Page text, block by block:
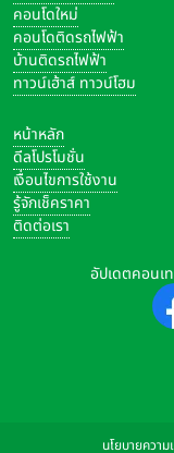
คอนโดใหม่
คอนโดติดรถไฟฟ้า
บ้านติดรถไฟฟ้า
ทาวน์เฮ้าส์ ทาวน์โฮม
หน้าหลัก
ดีลโปรโมชั่น
เงื่อนไขการใช้งาน
รู้จักเช็คราคา
ติดต่อเรา
อัปเดตคอนเ
นโยบายควา